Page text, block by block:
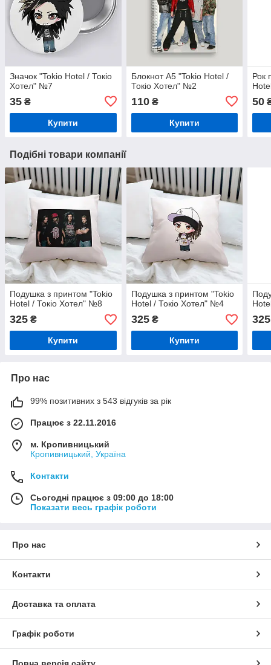
Значок "Tokio Hotel / Токіо
Хотел" №7
35 ₴
Купити
Блокнот А5 "Tokio Hotel /
Токіо Хотел" №2
110₴
Купити
Рок
50
Подібні товари компанії
Подушка з принтом "Tokio
Hotel / Токіо Хотел" №8
325 ₴
Купити
Подушка з принтом "Tokio
Hotel / Токіо Хотел" №4
325₴
Купити
325
Про нас
99% позитивних з 543 відгуків за рік
Працює з 22.11.2016
м. Кропивницький
Кропивницький, Україна
Контакти
Сьогодні працює з 09:00 до 18:00
Показати весь графік роботи
Про нас
Контакти
Доставка та оплата
Графік роботи